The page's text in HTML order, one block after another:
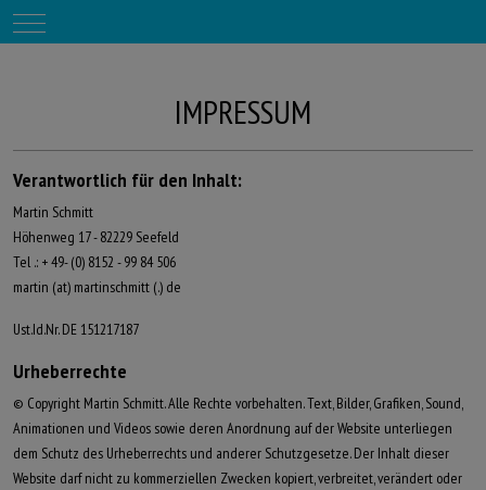
Mobile Menu Toggle
IMPRESSUM
Verantwortlich für den Inhalt:
Martin Schmitt
Höhenweg 17 - 82229 Seefeld
Tel .: + 49- (0) 8152 - 99 84 506
martin (at) martinschmitt (.) de
Ust.Id.Nr.DE 151217187
Urheberrechte
© Copyright Martin Schmitt.Alle Rechte vorbehalten.Text, Bilder, Grafiken, Sound,
Animationen und Videos sowie deren Anordnung auf der Website unterliegen
dem Schutz des Urheberrechts und anderer Schutzgesetze.Der Inhalt dieser
Website darf nicht zu kommerziellen Zwecken kopiert, verbreitet, verändert oder